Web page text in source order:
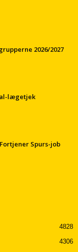
2026/2027
lægetjek
Spurs-job
4828
4306